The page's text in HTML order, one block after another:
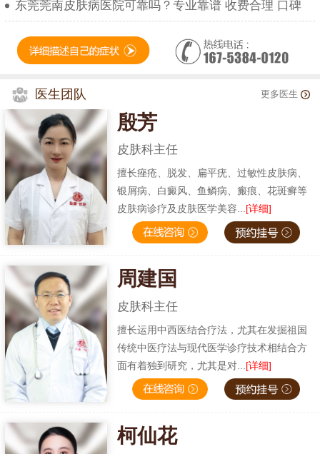
东莞莞南皮肤病医院可靠吗？专业靠谱 收费合理 口碑
医生团队 更多医生
殷芳
皮肤科主任
擅长痤疮、脱发、扁平疣、过敏性皮肤病、
银屑病、白癜风、鱼鳞病、瘢痕、花斑癣等
皮肤病诊疗及皮肤医学美容... [详细]
周建国
皮肤科主任
擅长运用中西医结合疗法，尤其在发掘祖国
传统中医疗法与现代医学诊疗技术相结合方
面有着独到研究，尤其是对... [详细]
柯仙花